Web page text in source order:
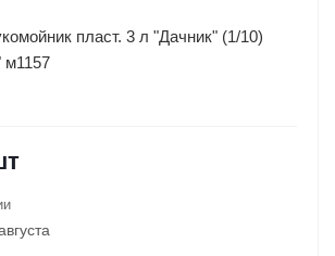
пласт. 3 л "Дачник" (1/10)
м1157